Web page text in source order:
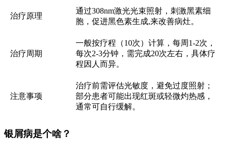
治疗原理
通过308nm激光光束照射，刺激黑素细
胞，促进黑色素生成,来改善病灶。
治疗周期
一般按疗程（10次）计算，每周1-2次，
每次2-3分钟，需完成20次左右，具体疗
程因人而异。
注意事项
治疗前需评估光敏度，避免过度照射；
部分患者可能出现红斑或轻微灼热感，
通常可自行缓解。
银屑病是个啥？